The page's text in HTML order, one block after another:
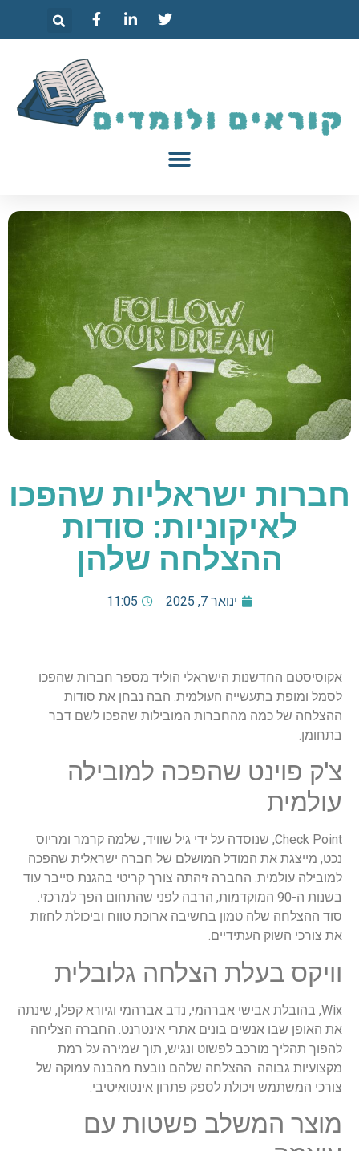
חברות ישראליות שהפכו
לאיקוניות: סודות
ההצלחה שלהן
ינואר 7, 2025 11:05
אקוסיסטם החדשנות הישראלי הוליד מספר חברות שהפכו
לסמל ומופת בתעשייה העולמית. הבה נבחן את סודות
ההצלחה של כמה מהחברות המובילות שהפכו לשם דבר
בתחומן.
צ'ק פוינט שהפכה למובילה
עולמית
Check Point, שנוסדה על ידי גיל שוויד, שלמה קרמר ומריוס
נכט, מייצגת את המודל המושלם של חברה ישראלית שהפכה
למובילה עולמית. החברה זיהתה צורך קריטי בהגנת סייבר עוד
בשנות ה-90 המוקדמות, הרבה לפני שהתחום הפך למרכזי.
סוד ההצלחה שלה טמון בחשיבה ארוכת טווח וביכולת לחזות
את צורכי השוק העתידיים.
וויקס בעלת הצלחה גלובלית
Wix, בהובלת אבישי אברהמי, נדב אברהמי וגיורא קפלן, שינתה
את האופן שבו אנשים בונים אתרי אינטרנט. החברה הצליחה
להפוך תהליך מורכב לפשוט ונגיש, תוך שמירה על רמת
מקצועיות גבוהה. ההצלחה שלהם נובעת מהבנה עמוקה של
צורכי המשתמש ויכולת לספק פתרון אינטואיטיבי.
מוצר המשלב פשטות עם